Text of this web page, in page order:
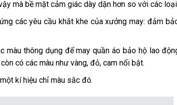
mà bề mặt cảm giác dày dặn hơn so với các
các yêu cầu khắt khe của xưởng may: đảm
thông dụng để may quần áo bảo hộ lao
có các màu như vàng, đỏ, cam nổi bật.
kí hiệu chỉ màu sắc đó.